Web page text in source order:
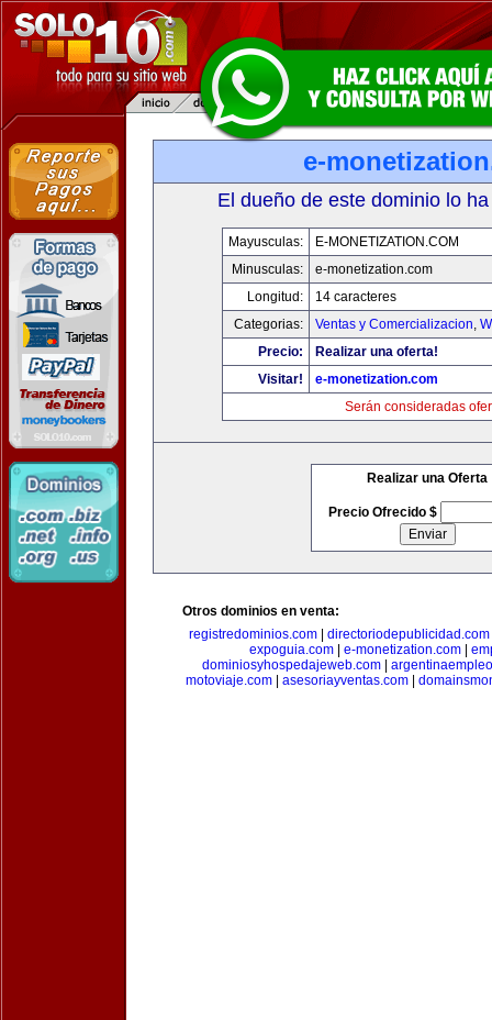
e-
El dueño de este dominio lo
Mayusculas:
E-MONETIZATION.COM
Minusculas:
e-monetization.com
Longitud:
14 caracteres
Categorias:
Ventas y Comercializacion,
Precio:
Realizar una oferta!
Visitar!
e-monetization.com
Serán consideradas
Realizar una Oferta
Precio Ofrecido $
Otros dominios en venta:
registredominios.com| directoriodepublicidad.com
expoguia.com| e-monetization.com|
dominiosyhospedajeweb.com
motoviaje.com
asesoriayventas.com